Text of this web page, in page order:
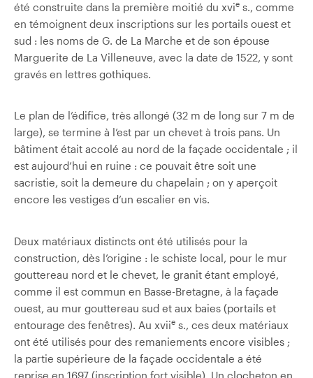
été construite dans la première moitié du xvie s., comme
en témoignent deux inscriptions sur les portails ouest et
sud : les noms de G. de La Marche et de son épouse
Marguerite de La Villeneuve, avec la date de 1522, y sont
gravés en lettres gothiques.
Le plan de l’édifice, très allongé (32 m de long sur 7 m de
large), se termine à l’est par un chevet à trois pans. Un
bâtiment était accolé au nord de la façade occidentale ; il
est aujourd’hui en ruine : ce pouvait être soit une
sacristie, soit la demeure du chapelain ; on y aperçoit
encore les vestiges d’un escalier en vis.
Deux matériaux distincts ont été utilisés pour la
construction, dès l’origine : le schiste local, pour le mur
gouttereau nord et le chevet, le granit étant employé,
comme il est commun en Basse-Bretagne, à la façade
ouest, au mur gouttereau sud et aux baies (portails et
entourage des fenêtres). Au xviie s., ces deux matériaux
ont été utilisés pour des remaniements encore visibles ;
la partie supérieure de la façade occidentale a été
reprise en 1697 (inscription fort visible). Un clocheton en